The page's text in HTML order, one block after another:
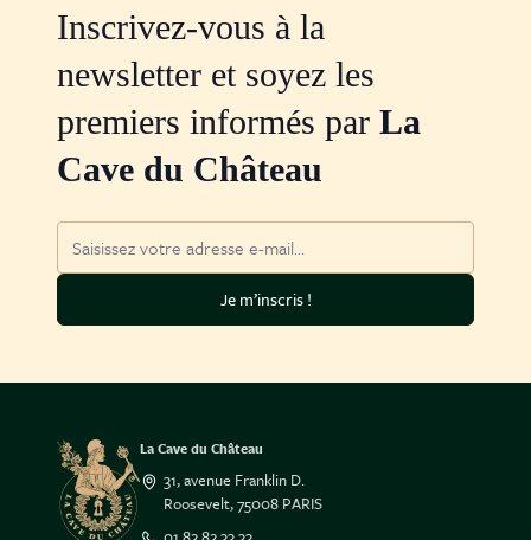
Inscrivez-vous à la
newsletter et soyez les
premiers informés par La
Cave du Château
Je m’inscris !
La Cave du Château
31, avenue Franklin D.
Roosevelt, 75008 PARIS